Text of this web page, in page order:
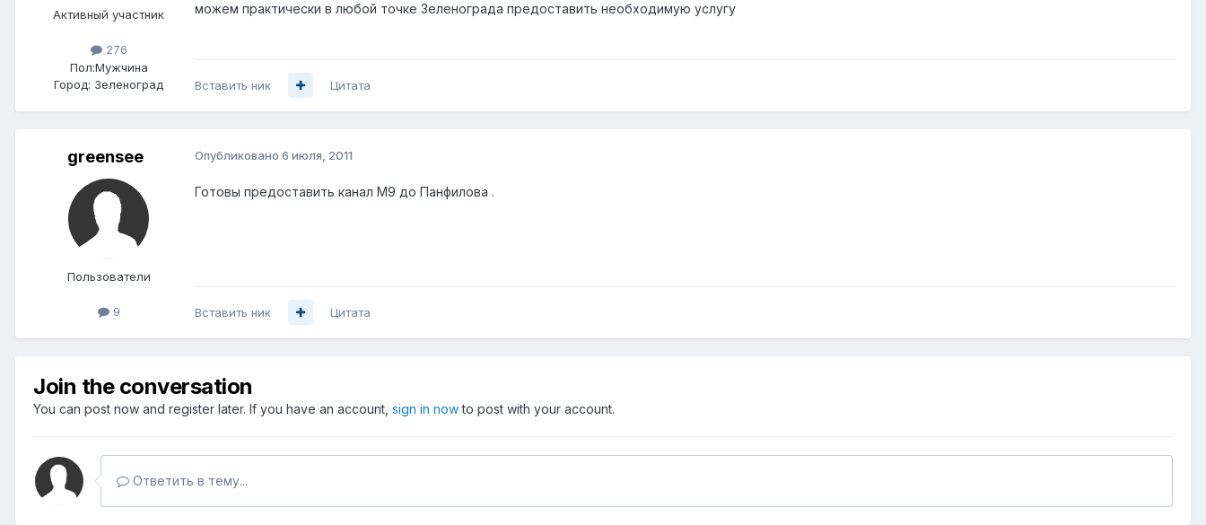
Активный участник
276
Пол:Мужчина
Город: Зеленоград
можем практически в любой точке Зеленограда предоставить необходимую услугу
Вставить ник Цитата
greensee
Пользователи
9
Опубликовано 6 июля, 2011
Готовы предоставить канал М9 до Панфилова .
Вставить ник Цитата
Join the conversation
You can post now and register later. If you have an account, sign in nowto post with your account.
Ответить в тему...